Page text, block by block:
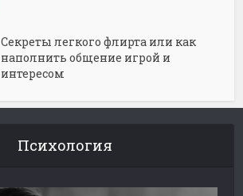
Секреты легкого флирта или как
наполнить общение игрой и
интересом
Психология